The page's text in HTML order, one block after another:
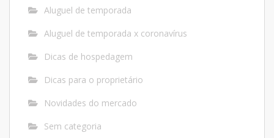
Aluguel de temporada
Aluguel de temporada x coronavírus
Dicas de hospedagem
Dicas para o proprietário
Novidades do mercado
Sem categoria